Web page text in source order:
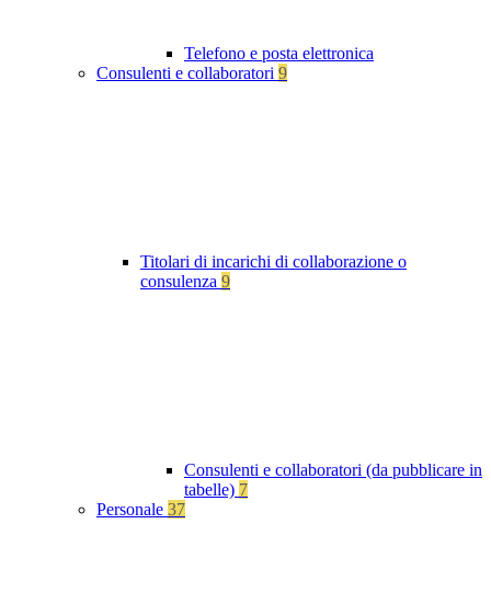
Telefono e posta elettronica
Consulenti e collaboratori 9
Titolari di incarichi di collaborazione o
consulenza 9
Consulenti e collaboratori (da pubblicare in
tabelle) 7
Personale 37